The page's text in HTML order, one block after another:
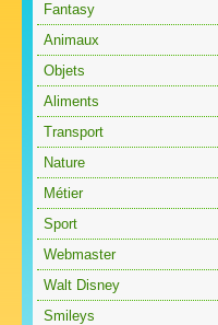
Fantasy
Animaux
Objets
Aliments
Transport
Nature
Métier
Sport
Webmaster
Walt Disney
Smileys